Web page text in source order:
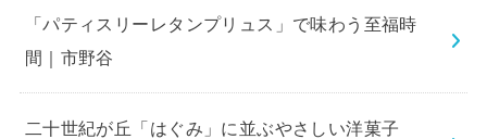
「パティスリーレタンプリュス」で味わう至福時
間｜市野谷
二十世紀が丘「はぐみ」に並ぶやさしい洋菓子